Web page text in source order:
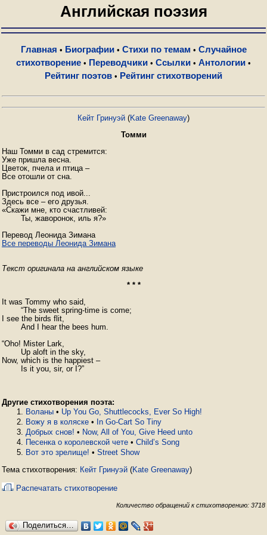
Английская поэзия
Главная • Биографии• Стихи по темам • Случайное
стихотворение • Переводчики • Ссылки • Антологии •
Рейтинг поэтов • Рейтинг стихотворений
Кейт Гринуэй (Kate Greenaway)
Томми
Наш Томми в сад стремится:
Уже пришла весна.
Цветок, пчела и птица –
Все отошли от сна.
Пристроился под ивой...
Здесь все – его друзья.
«Скажи мне, кто счастливей:
Все переводы Леонида Зимана
Текст оригинала на английском языке
* * *
It was Tommy who said,
I see the birds flit,
“Oho! Mister Lark,
Now, which is the happiest –
Другие стихотворения поэта:
Воланы • Up You Go, Shuttlecocks, Ever So High!
Вожу я в коляске • In Go-Cart So Tiny
Добрых снов! • Now, All of You, Give Heed unto
Песенка о королевской чете • Child’s Song
Вот это зрелище! • Street Show
Тема стихотворения: Кейт Гринуэй (Kate Greenaway)
Распечатать стихотворение
Количество обращений к стихотворению: 3718
Поделиться…